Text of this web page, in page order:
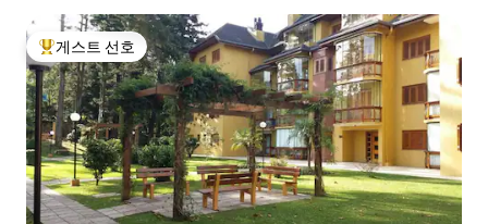
상위 게스트 선호
게스트 선호